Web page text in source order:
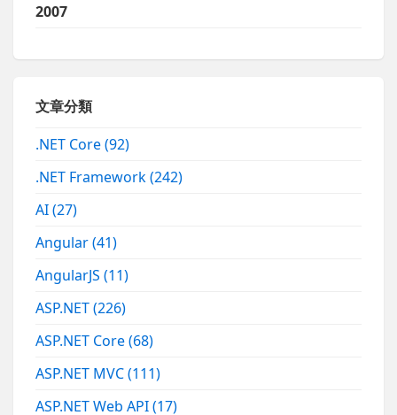
2007
文章分類
.NET Core(92)
.NET Framework(242)
AI(27)
Angular(41)
AngularJS(11)
ASP.NET(226)
ASP.NET Core(68)
ASP.NET MVC(111)
ASP.NET Web API(17)